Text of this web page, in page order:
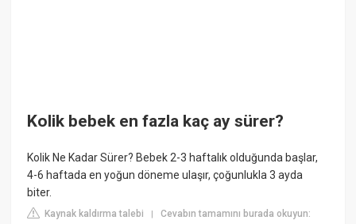
Kolik bebek en fazla kaç ay sürer?
Kolik Ne Kadar Sürer? Bebek 2-3 haftalık olduğunda başlar,
4-6 haftada en yoğun döneme ulaşır, çoğunlukla 3 ayda
biter.
Kaynak kaldırma talebi |Cevabın tamamını burada okuyun: